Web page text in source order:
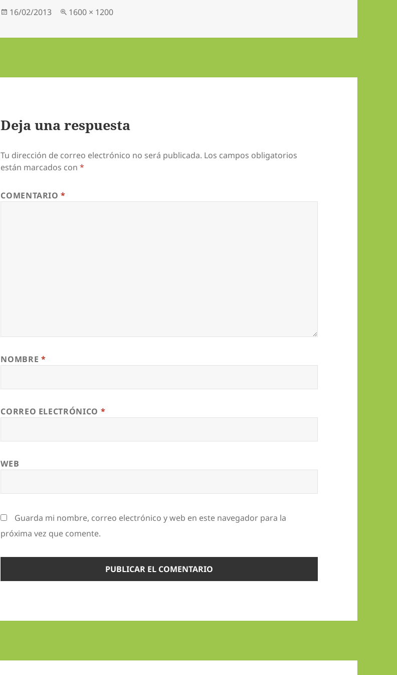
Publicado
16/02/2013
Tamaño
1600 × 1200
Deja una respuesta
Tu dirección de correo electrónico no será publicada. Los campos obligatorios
están marcados con*
COMENTARIO*
NOMBRE *
CORREO ELECTRÓNICO *
WEB
Guarda mi nombre, correo electrónico y web en este navegador para la
próxima vez que comente.